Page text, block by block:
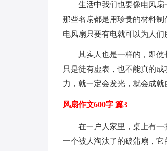
生活中我们也要像电风扇
那些名扇都是用珍贵的材料
电风扇只要有电就可以为人们
其实人也是一样的，即
只是徒有虚表，也不能真的
力，就一定会发光，就会成就
风扇作文600字 篇3
在一户人家里，桌上有
一个被人淘汰了的破蒲扇，